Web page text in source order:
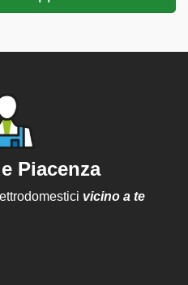
Piacenza
vicino a te